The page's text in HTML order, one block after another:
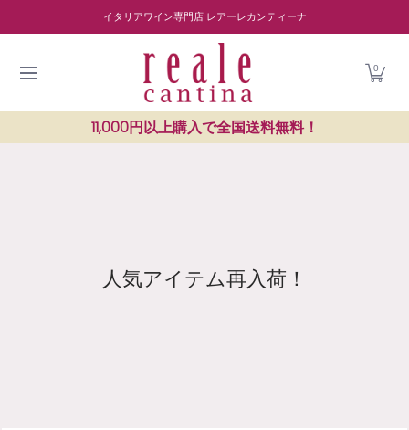
Skip to Main Content ワイナリー紹介 読み物 レストラン紹介
イタリアワイン専門店 レアーレカンティーナ
0
11,000円以上購入で全国送料無料！
人気アイテム再入荷！